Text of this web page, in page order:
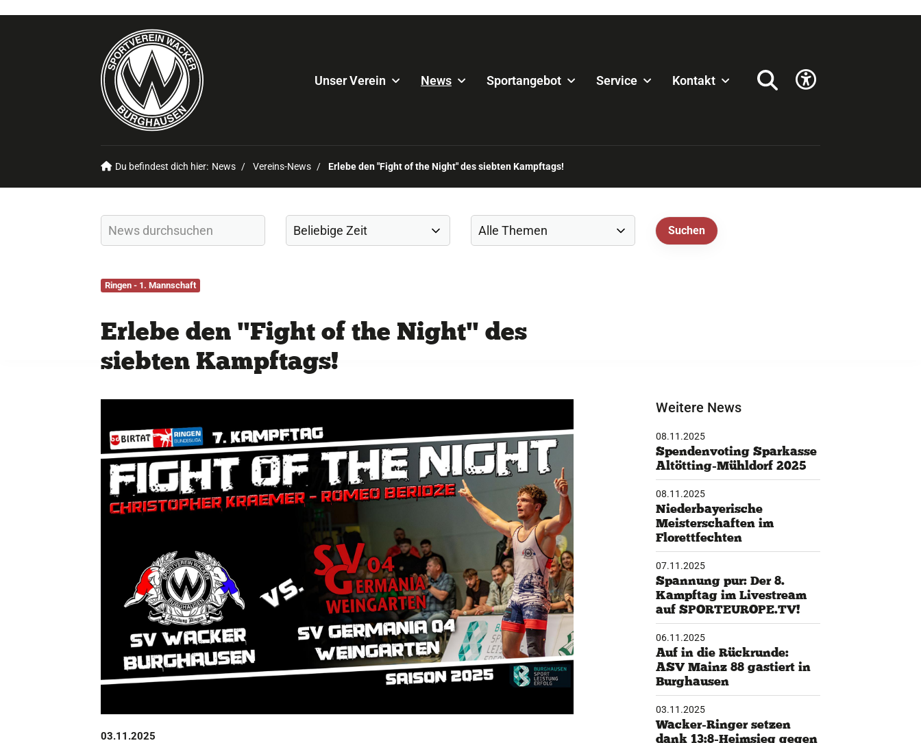
Ringen - 1. Mannschaft
Erlebe den "Fight of the Night" des
siebten Kampftags!
Weitere News
Spendenvoting Sparkasse
Altötting-Mühldorf 2025
Niederbayerische
Meisterschaften im
Florettfechten
Spannung pur: Der 8.
Kampftag im Livestream
auf SPORTEUROPE.TV!
Auf in die Rückrunde:
ASV Mainz 88 gastiert in
Burghausen
Wacker-Ringer setzen
dank 13:8-Heimsieg gegen
Quicklinks
Unser Verein
Der Verein
Das sind wir
Sportstätten
Sportangebote
Sportsuche
Abteilungen
Kindersportschule
Mitglieder-Service
Deine Mitgliedschaft
Downloads